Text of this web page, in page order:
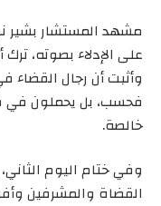
مشهد المستشار بشير
على الإدلاء بصوته،
وأثبت أن رجال
فحسب، بل يحملون في
خالصة.
وفي ختام اليوم
القضاة والمشرفين